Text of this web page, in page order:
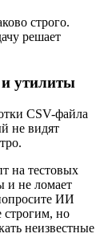
строго.
решает
утилиты
CSV-файла
не видят
на тестовых
и не ломает
ИИ
строгим, но
неизвестные